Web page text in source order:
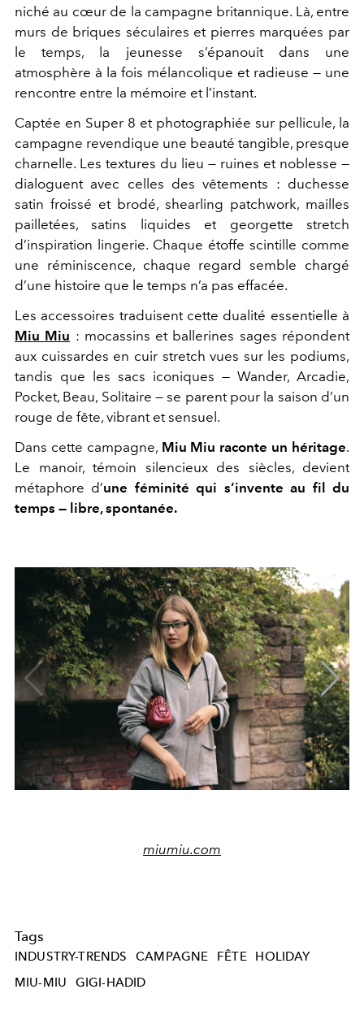
niché au cœur de la campagne britannique. Là, entre
murs de briques séculaires et pierres marquées par
le temps, la jeunesse s’épanouit dans une
atmosphère à la fois mélancolique et radieuse — une
rencontre entre la mémoire et l’instant.
Captée en Super 8 et photographiée sur pellicule, la
campagne revendique une beauté tangible, presque
charnelle. Les textures du lieu — ruines et noblesse —
dialoguent avec celles des vêtements : duchesse
satin froissé et brodé, shearling patchwork, mailles
pailletées, satins liquides et georgette stretch
d’inspiration lingerie. Chaque étoffe scintille comme
une réminiscence, chaque regard semble chargé
d’une histoire que le temps n’a pas effacée.
Les accessoires traduisent cette dualité essentielle à
Miu Miu : mocassins et ballerines sages répondent
aux cuissardes en cuir stretch vues sur les podiums,
tandis que les sacs iconiques — Wander, Arcadie,
Pocket, Beau, Solitaire — se parent pour la saison d’un
rouge de fête, vibrant et sensuel.
Dans cette campagne, Miu Miu raconte un héritage.
Le manoir, témoin silencieux des siècles, devient
métaphore d’une féminité qui s’invente au fil du
temps — libre, spontanée.
miumiu.com
Tags
INDUSTRY-TRENDS CAMPAGNE FÊTE
HOLIDAY
MIU-MIU
GIGI-HADID